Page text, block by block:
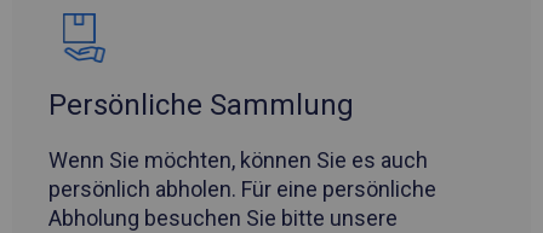
Persönliche Sammlung
Wenn Sie möchten, können Sie es auch
persönlich abholen. Für eine persönliche
Abholung besuchen Sie bitte unsere